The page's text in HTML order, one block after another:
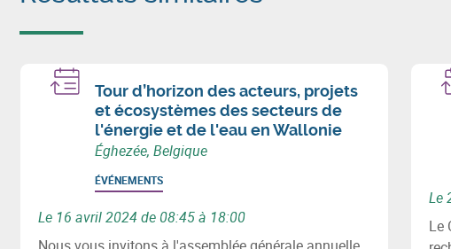
Tour d’horizon des acteurs, projets
et écosystèmes des secteurs de
l'énergie et de l'eau en Wallonie
Éghezée, Belgique
ÉVÉNEMENTS
Le 16 avril 2024 de 08:45 à 18:00
Le
Le